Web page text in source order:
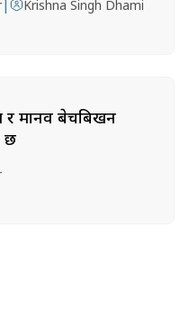
| Krishna Singh Dhami
र मानव बेचबिखन
छ